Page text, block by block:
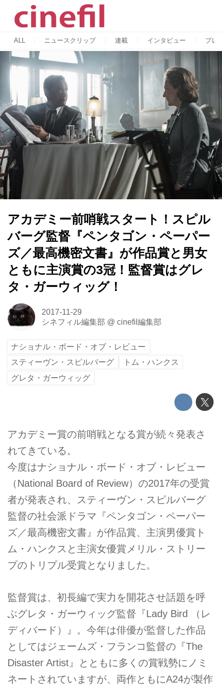
ALL ニュースクリップ 連載 インタビュー プレ
アカデミー前哨戦スタート！スピル
バーグ監督『ペンタゴン・ペーパー
ズ／最高機密文書』が作品賞と男女
ともに主演賞の3冠！監督賞はグレ
タ・ガーウィッグ！
2017-11-29
シネフィル編集部 @ cinefil編集部
ナショナル・ボード・オブ・レビュー
スティーヴン・スピルバーグ
トム・ハンクス
グレタ・ガーウィッグ
アカデミー賞の前哨戦となる賞が続々発表さ
れてきている。
今度はナショナル・ボード・オブ・レビュー
（National Board of Review）の2017年の受賞
者が発表され、スティーヴン・スピルバーグ
監督の社会派ドラマ『ペンタゴン・ペーパー
ズ／最高機密文書』が作品賞、主演男優賞ト
ム・ハンクスと主演女優賞メリル・ストリー
プのトリプル受賞となりました。
監督賞は、初長編で実力を開花させ話題を呼
ぶグレタ・ガーウィッグ監督『Lady Bird （レ
ディバード）』。今年は俳優が監督した作品
としてはジェームズ・フランコ監督の『The
Disaster Artist』とともに多くの賞戦勢にノミ
ネートされていますが、両作ともにA24が製作